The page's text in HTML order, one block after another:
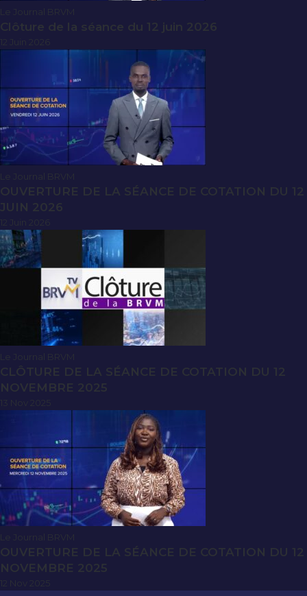
Le Journal BRVM
Clôture de la séance du 12 juin 2026
Le Journal BRVM
OUVERTURE DE LA SÉANCE DE COTATION DU 12
JUIN 2026
Le Journal BRVM
CLÔTURE DE LA SÉANCE DE COTATION DU 12
NOVEMBRE 2025
Le Journal BRVM
OUVERTURE DE LA SÉANCE DE COTATION DU 12
NOVEMBRE 2025